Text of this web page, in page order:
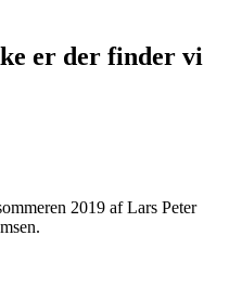
er der finder vi
2019 af Lars Peter